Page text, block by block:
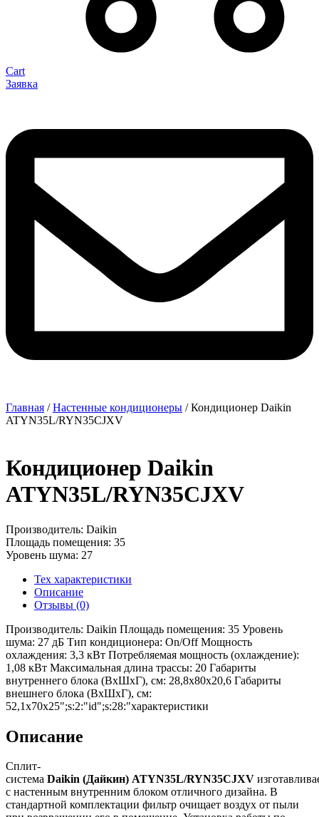
Cart
Заявка
Главная /Настенные кондиционеры / Кондиционер Daikin
ATYN35L/RYN35CJXV
Кондиционер Daikin
ATYN35L/RYN35CJXV
Производитель: Daikin
Площадь помещения: 35
Уровень шума: 27
Тех характеристики
Описание
Отзывы (0)
Производитель: Daikin Площадь помещения: 35 Уровень
шума: 27 дБ Тип кондиционера: On/Off Мощность
охлаждения: 3,3 кВт Потребляемая мощность (охлаждение):
1,08 кВт Максимальная длина трассы: 20 Габариты
внутреннего блока (ВхШхГ), см: 28,8x80x20,6 Габариты
внешнего блока (ВхШхГ), см:
52,1х70х25";s:2:"id";s:28:"характеристики
Описание
Сплит-
система Daikin (Дайкин) ATYN35L/RYN35CJXV
с настенным внутренним блоком отличного дизайна. В
стандартной комплектации фильтр очищает воздух от пыли